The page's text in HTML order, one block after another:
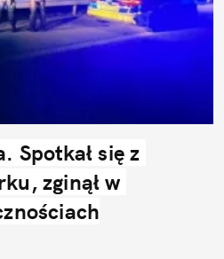
Spotkał się z
zginął w